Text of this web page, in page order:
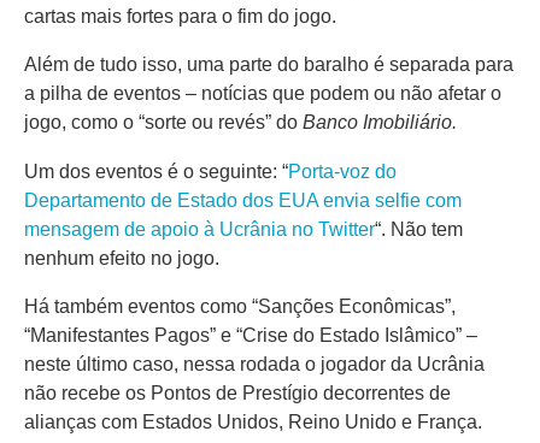
cartas mais fortes para o fim do jogo.
Além de tudo isso, uma parte do baralho é separada para
a pilha de eventos – notícias que podem ou não afetar o
jogo, como o “sorte ou revés” do Banco Imobiliário.
Um dos eventos é o seguinte: “Porta-voz do
Departamento de Estado dos EUA envia selfie com
mensagem de apoio à Ucrânia no Twitter“. Não tem
nenhum efeito no jogo.
Há também eventos como “Sanções Econômicas”,
“Manifestantes Pagos” e “Crise do Estado Islâmico” –
neste último caso, nessa rodada o jogador da Ucrânia
não recebe os Pontos de Prestígio decorrentes de
alianças com Estados Unidos, Reino Unido e França.